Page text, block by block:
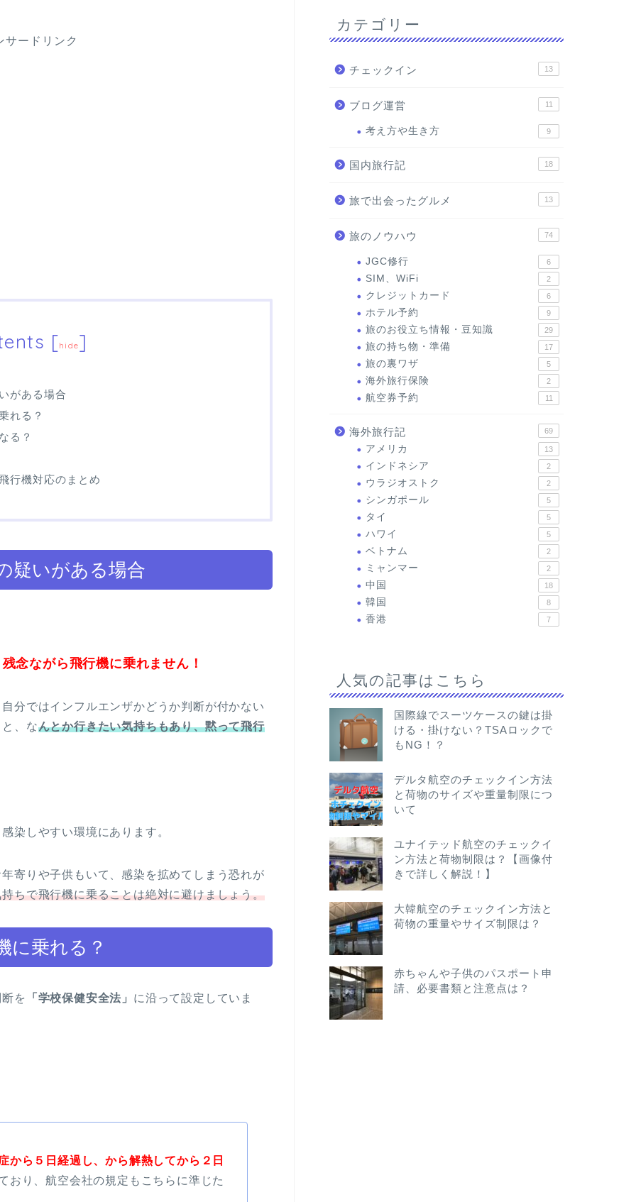
サードリンク
[hide]
がある場合
れる？
る？
行機対応のまとめ
疑いがある場合
念ながら飛行機に乗れません！
分ではインフルエンザかどうか判断が付かない
、なんとか行きたい気持ちもあり、黙って飛行
染しやすい環境にあります。
寄りや子供もいて、感染を拡めてしまう恐れが
ちで飛行機に乗ることは絶対に避けましょう。
に乗れる？
を 「学校保健安全法」 に沿って設定していま
から５日経過し、から解熱してから２日
おり、航空会社の規定もこちらに準じた
カテゴリー
チェックイン 13
ブログ運営 11
考え方や生き方 9
国内旅行記 18
旅で出会ったグルメ 13
旅のノウハウ 74
JGC修行 6
SIM、WiFi 2
クレジットカード 6
ホテル予約 9
旅のお役立ち情報・豆知識 29
旅の持ち物・準備 17
旅の裏ワザ 5
海外旅行保険 2
航空券予約 11
海外旅行記 69
アメリカ 13
インドネシア 2
ウラジオストク 2
シンガポール 5
タイ 5
ハワイ 5
ベトナム 2
ミャンマー 2
中国 18
韓国 8
香港 7
人気の記事はこちら
国際線でスーツケースの鍵は掛
ける・掛けない？TSAロックで
もNG！？
デルタ航空のチェックイン方法
と荷物のサイズや重量制限につ
いて
ユナイテッド航空のチェックイ
ン方法と荷物制限は？【画像付
きで詳しく解説！】
大韓航空のチェックイン方法と
荷物の重量やサイズ制限は？
赤ちゃんや子供のパスポート申
請、必要書類と注意点は？